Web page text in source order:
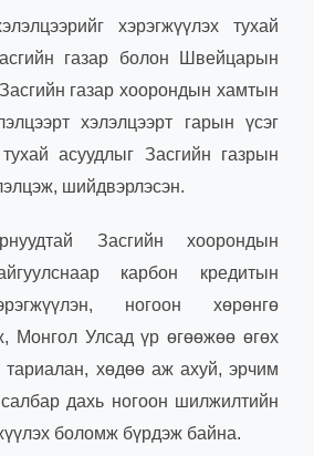
хэрэгжүүлэх тухай
газар болон Швейцарын
газар хоорондын хамтын
хэлэлцээрт гарын үсэг
асуудлыг Засгийн газрын
шийдвэрлэсэн.
Засгийн хоорондын
карбон кредитын
ногоон хөрөнгө
Монгол Улсад үр өгөөжөө өгөх
тариалан, хөдөө аж ахуй, эрчим
дахь ногоон шилжилтийн
боломж бүрдэж байна.